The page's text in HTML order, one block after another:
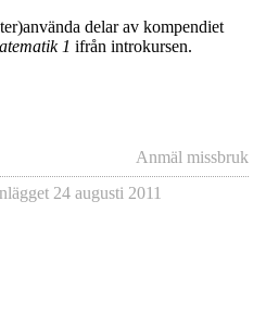
delar av kompendiet
1 ifrån introkursen.
Anmäl missbruk
24 augusti 2011